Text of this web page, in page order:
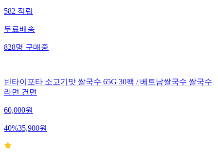
582적립
무료배송
828명구매중
빈타이포타 소고기맛 쌀국수 65G 30팩 / 베트남쌀국수 쌀국수
라면 건면
60,000원
40%35,900원